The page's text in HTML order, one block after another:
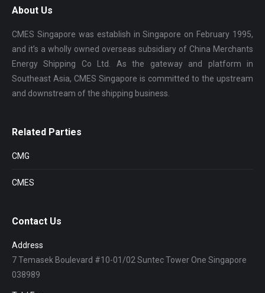
About Us
CMES Singapore was establish in Singapore on February 1995,
and it’s a wholly owned overseas subsidiary of China Merchants
Energy Shipping Co Ltd. As the gateway and platform in
Southeast Asia, CMES Singapore is committed to the upstream
and downstream of the shipping business.
Related Parties
CMG
CMES
Contact Us
Address
7 Temasek Boulevard #10-01/02 Suntec Tower One Singapore
038989